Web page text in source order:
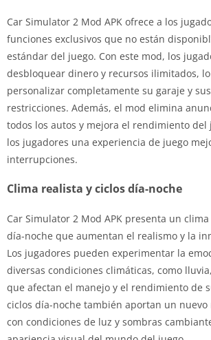
Car Simulator 2 Mod APK ofrece a los
funciones exclusivos que no están
estándar del juego. Con este mod, los
desbloquear dinero y recursos ilimitados,
personalizar completamente su garaje y
restricciones. Además, el mod elimina
todos los autos y mejora el rendimiento
los jugadores una experiencia de juego
interrupciones.
Clima realista y ciclos día-noche
Car Simulator 2 Mod APK presenta un
día-noche que aumentan el realismo y la
Los jugadores pueden experimentar la
diversas condiciones climáticas, como
que afectan el manejo y el rendimiento de
ciclos día-noche también aportan un nuevo
con condiciones de luz y sombras